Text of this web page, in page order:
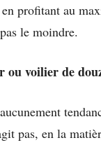
profitant au
le moindre.
voilier de
pas, en la